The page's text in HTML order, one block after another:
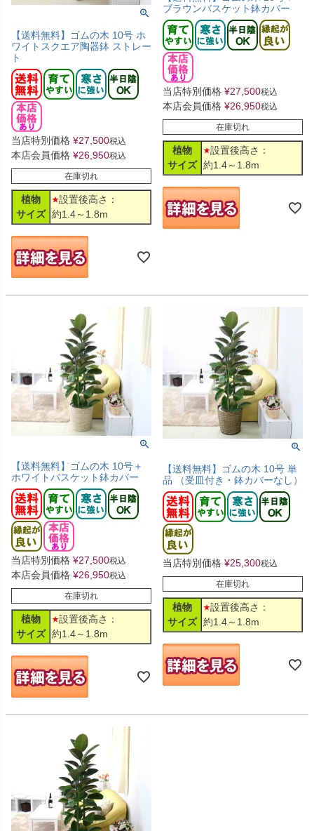
【送料無料】ゴムの木 10号 ホ
ワイトスクエア陶器鉢 ストレー
ト
当店特別価格 ¥27,500税込
本店会員価格 ¥26,950税込
在庫切れ
植物
サイズ
設置後高さ：
約1.4～1.8m
ブラウンバスケット鉢カバー
当店特別価格 ¥27,500税込
本店会員価格 ¥26,950税込
在庫切れ
植物
サイズ
設置後高さ：
約1.4～1.8m
【送料無料】ゴムの木 10号＋
ホワイトバスケット鉢カバー
当店特別価格 ¥27,500税込
本店会員価格 ¥26,950税込
在庫切れ
植物
サイズ
設置後高さ：
約1.4～1.8m
【送料無料】ゴムの木 10号 単
品 （受皿付き・鉢カバーなし）
当店特別価格 ¥25,300税込
在庫切れ
植物
サイズ
設置後高さ：
約1.4～1.8m